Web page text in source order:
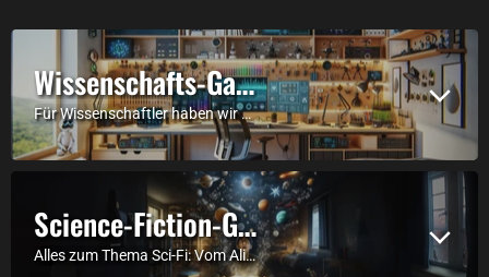
Wissenschafts-Gadgets
Für Wissenschaftler haben wir hier die passenden Gadgets & Shirts.
Science-Fiction-Gadgets
Alles zum Thema Sci-Fi: Vom Alien über den allmächtigen Cthulhu bis hin zu Star Wars und Star Trek.